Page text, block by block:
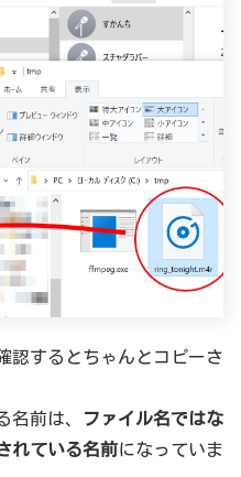
認するとちゃんとコピーさ
名前は、
ファイル名ではな
れている名前になっていま